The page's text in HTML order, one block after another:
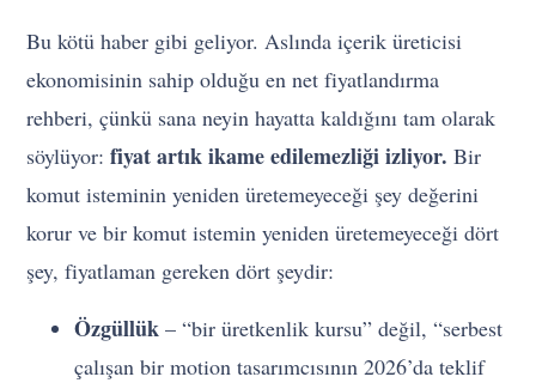
Bu kötü haber gibi geliyor. Aslında içerik üreticisi
ekonomisinin sahip olduğu en net fiyatlandırma
rehberi, çünkü sana neyin hayatta kaldığını tam olarak
söylüyor:fiyat artık ikame edilemezliği izliyor. Bir
komut isteminin yeniden üretemeyeceği şey değerini
korur ve bir komut istemin yeniden üretemeyeceği dört
şey, fiyatlaman gereken dört şeydir:
Özgüllük – “bir üretkenlik kursu” değil, “serbest
çalışan bir motion tasarımcısının 2026’da teklif